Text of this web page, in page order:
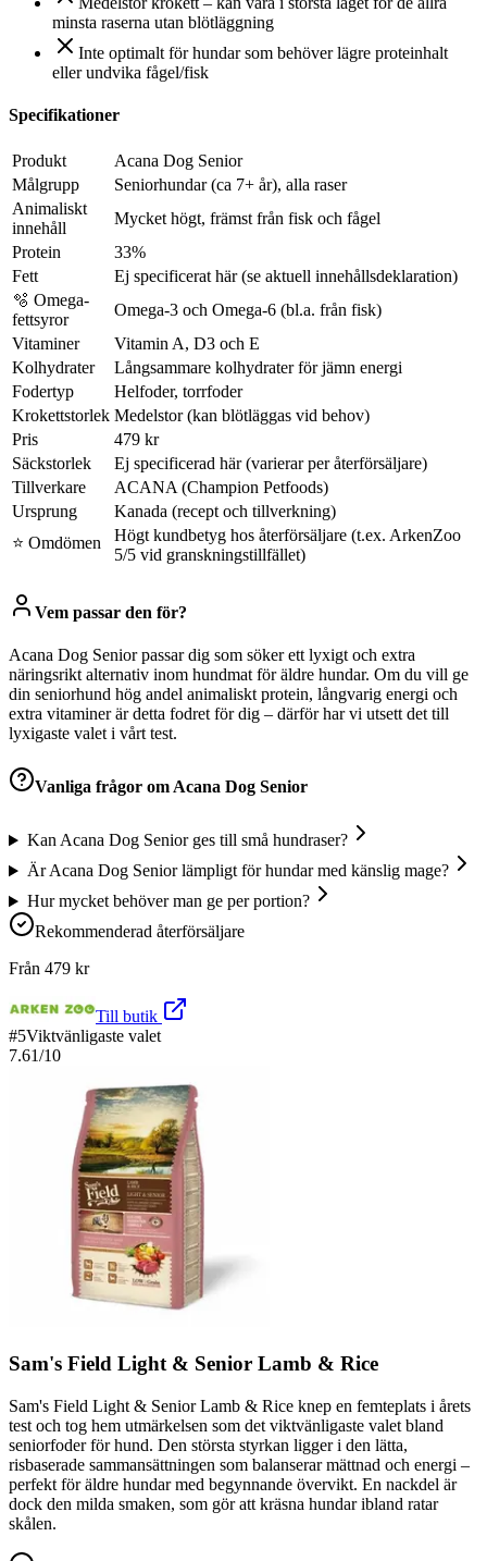
minsta raserna utan blötläggning
Inte optimalt för hundar som behöver lägre proteinhalt
eller undvika fågel/fisk
Specifikationer
Produkt
Acana Dog Senior
Målgrupp
Seniorhundar (ca 7+ år), alla raser
Animaliskt
innehåll
Mycket högt, främst från fisk och fågel
Protein
33%
Fett
Ej specificerat här (se aktuell innehållsdeklaration)
🫧 Omega-
fettsyror
Omega‑3 och Omega‑6 (bl.a. från fisk)
Vitaminer
Vitamin A, D3 och E
Kolhydrater
Långsammare kolhydrater för jämn energi
Fodertyp
Helfoder, torrfoder
Krokettstorlek Medelstor (kan blötläggas vid behov)
Pris
479 kr
Säckstorlek
Ej specificerad här (varierar per återförsäljare)
Tillverkare
ACANA (Champion Petfoods)
Ursprung
Kanada (recept och tillverkning)
⭐ Omdömen
Högt kundbetyg hos återförsäljare (t.ex. ArkenZoo
5/5 vid granskningstillfället)
Vem passar den för?
Acana Dog Senior passar dig som söker ett lyxigt och extra
näringsrikt alternativ inom hundmat för äldre hundar. Om du vill ge
din seniorhund hög andel animaliskt protein, långvarig energi och
extra vitaminer är detta fodret för dig – därför har vi utsett det till
lyxigaste valet i vårt test.
Vanliga frågor om Acana Dog Senior
Kan Acana Dog Senior ges till små hundraser?
Är Acana Dog Senior lämpligt för hundar med känslig mage?
Hur mycket behöver man ge per portion?
Rekommenderad återförsäljare
Från 479 kr
Till butik
#5Viktvänligaste valet
7.61/10
Sam's Field Light & Senior Lamb & Rice
Sam's Field Light & Senior Lamb & Rice knep en femteplats i årets
test och tog hem utmärkelsen som det viktvänligaste valet bland
seniorfoder för hund. Den största styrkan ligger i den lätta,
risbaserade sammansättningen som balanserar mättnad och energi –
perfekt för äldre hundar med begynnande övervikt. En nackdel är
dock den milda smaken, som gör att kräsna hundar ibland ratar
skålen.